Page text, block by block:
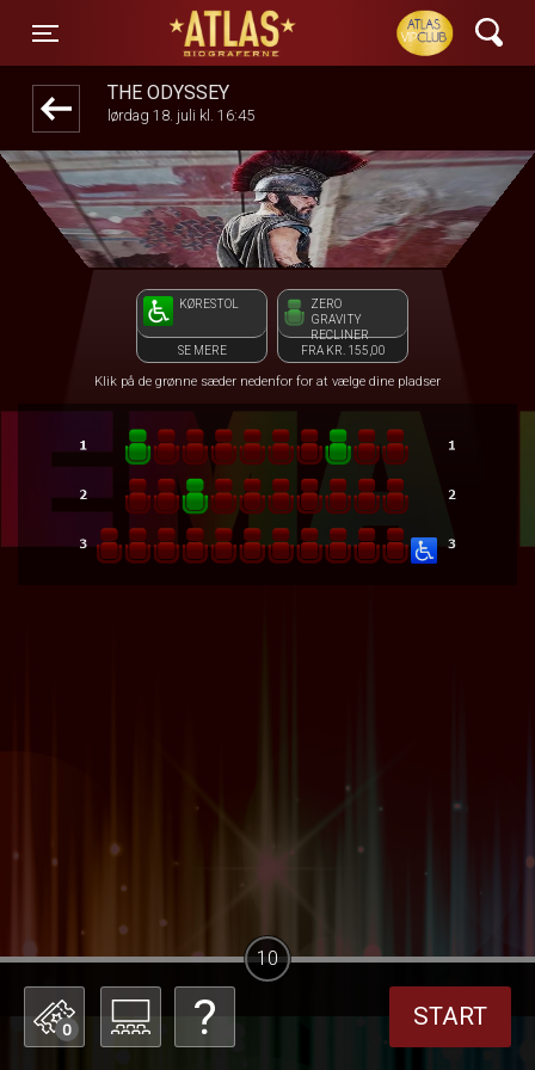
Toggle navigation
ATLAS Biograferne
THE ODYSSEY
lørdag 18. juli kl. 16:45
KØRESTOL
SE MERE
ZERO
GRAVITY
RECLINER
FRA KR. 155,00
Klik på de grønne sæder nedenfor for at vælge dine pladser
0 START
10
front05-temp 064412